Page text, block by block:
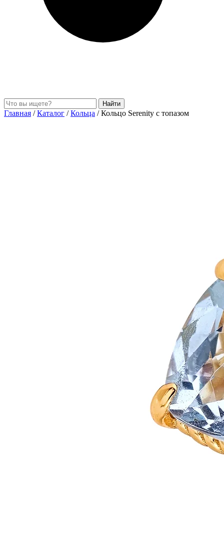
Найти
Главная / Каталог / Кольца / Кольцо Serenity с топазом